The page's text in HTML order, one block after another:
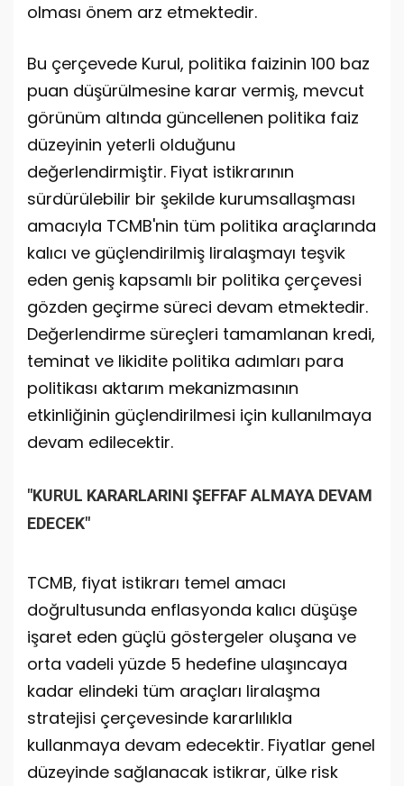
olması önem arz etmektedir.
Bu çerçevede Kurul, politika faizinin 100 baz
puan düşürülmesine karar vermiş, mevcut
görünüm altında güncellenen politika faiz
düzeyinin yeterli olduğunu
değerlendirmiştir. Fiyat istikrarının
sürdürülebilir bir şekilde kurumsallaşması
amacıyla TCMB'nin tüm politika araçlarında
kalıcı ve güçlendirilmiş liralaşmayı teşvik
eden geniş kapsamlı bir politika çerçevesi
gözden geçirme süreci devam etmektedir.
Değerlendirme süreçleri tamamlanan kredi,
teminat ve likidite politika adımları para
politikası aktarım mekanizmasının
etkinliğinin güçlendirilmesi için kullanılmaya
devam edilecektir.
"KURUL KARARLARINI ŞEFFAF ALMAYA DEVAM
EDECEK"
TCMB, fiyat istikrarı temel amacı
doğrultusunda enflasyonda kalıcı düşüşe
işaret eden güçlü göstergeler oluşana ve
orta vadeli yüzde 5 hedefine ulaşıncaya
kadar elindeki tüm araçları liralaşma
stratejisi çerçevesinde kararlılıkla
kullanmaya devam edecektir. Fiyatlar genel
düzeyinde sağlanacak istikrar, ülke risk